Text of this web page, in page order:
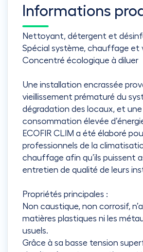
Informations
Nettoyant, détergent et
Spécial système, chauffage et
Concentré écologique à diluer
Une installation encrassée
vieillissement prématuré du
dégradation des locaux, et une
consommation élevée
ECOFIR CLIM a été élaboré
professionnels de la
chauffage afin qu’ils puissent
entretien de qualité de leurs
Propriétés principales :
Non caustique, non corrosif,
matières plastiques ni les
usuels.
Grâce à sa basse tension